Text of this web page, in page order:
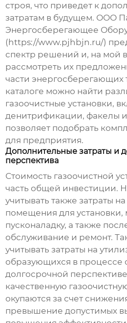
строя, что приведет к
затратам в будущем. ООО
Энергосберегающее
(https://www.pjhbjn.ru/)
спектр решений и, на мой
рассмотреть их
части энергосберегающих
каталоге можно найти
газоочистные установки,
денитрификации, факелы и
позволяет подобрать
для предприятия.
Дополнительные затраты и
перспектива
Стоимость газоочистной
часть общей инвестиции.
учитывать также затраты
помещения для установки,
пусконаладку, а также
обслуживание и ремонт.
учитывать затраты на
образующихся в процессе
долгосрочной
качественную
окупаются за счет
превышение допустимых